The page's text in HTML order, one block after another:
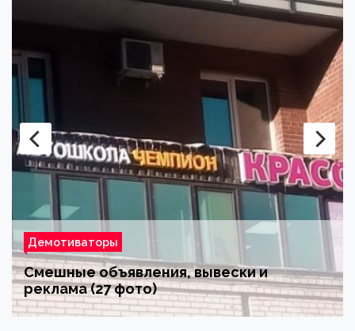
Демотиваторы
Смешные объявления, вывески и
реклама (27 фото)